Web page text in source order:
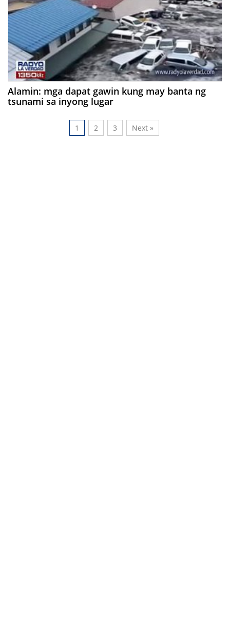
Alamin: mga dapat gawin kung may banta ng
tsunami sa inyong lugar
1 2 3 Next »